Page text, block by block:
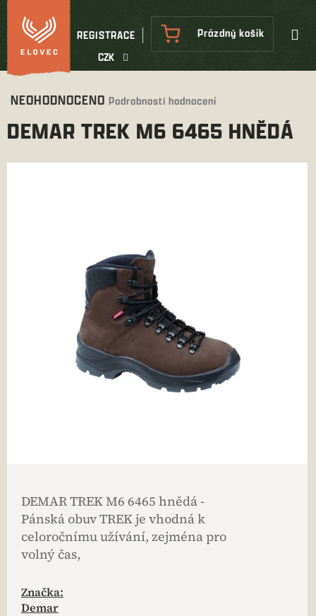
Přejít
na
obsah
CZK
REGISTRACE
NÁKUPNÍ
KOŠÍK
Prázdný košík
Průměrné
produktu
0,0
NEOHODNOCENO Podrobnosti hodnocení
DEMAR TREK M6 6465 HNĚDÁ
DEMAR TREK M6 6465 hnědá -
Pánská obuv TREK je vhodná k
celoročnímu užívání, zejména pro
volný čas,
Značka:
Demar